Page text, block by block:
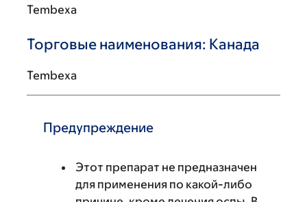
Tembexa
Торговые наименования: Канада
Tembexa
Предупреждение
Этот препарат не предназначен
для применения по какой-либо